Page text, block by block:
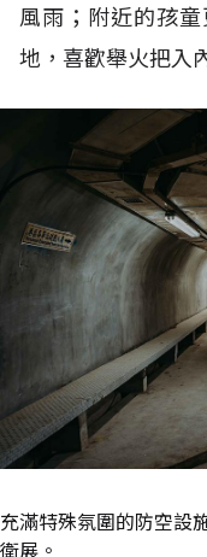
風雨；附近的孩
地，喜歡舉火把入
充滿特殊氛圍的防空設
衛展。